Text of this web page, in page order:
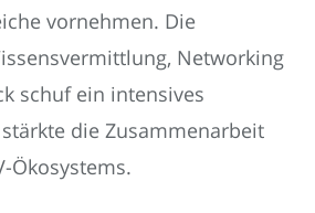
vornehmen. Die
Networking
schuf ein intensives
die Zusammenarbeit
Ökosystems.